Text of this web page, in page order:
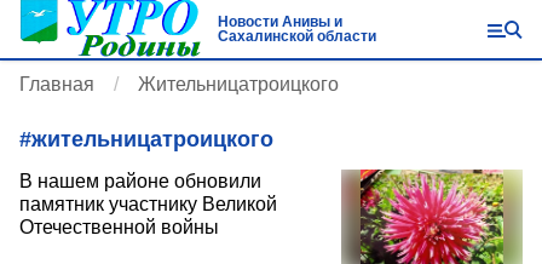
Новости Анивы и
Сахалинской области
Главная Жительницатроицкого
#жительницатроицкого
В нашем районе обновили
памятник участнику Великой
Отечественной войны